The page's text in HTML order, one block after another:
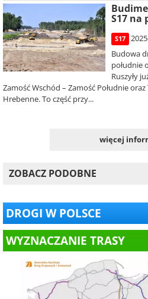
S17 na
S17
Budowa
południe
Ruszyły
Zamość Wschód – Zamość Południe
Hrebenne. To część przy...
więcej
ZOBACZ PODOBNE
DROGI W POLSCE
WYZNACZANIE TRASY